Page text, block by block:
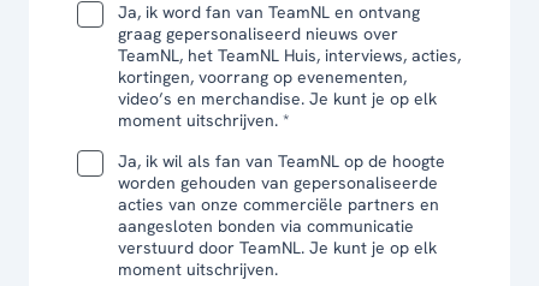
Ja, ik word fan van TeamNL en ontvang
graag gepersonaliseerd nieuws over
TeamNL, het TeamNL Huis, interviews, acties,
kortingen, voorrang op evenementen,
video’s en merchandise. Je kunt je op elk
moment uitschrijven. *
Ja, ik wil als fan van TeamNL op de hoogte
worden gehouden van gepersonaliseerde
acties van onze commerciële partners en
aangesloten bonden via communicatie
verstuurd door TeamNL. Je kunt je op elk
moment uitschrijven.